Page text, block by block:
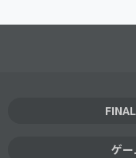
ゲ